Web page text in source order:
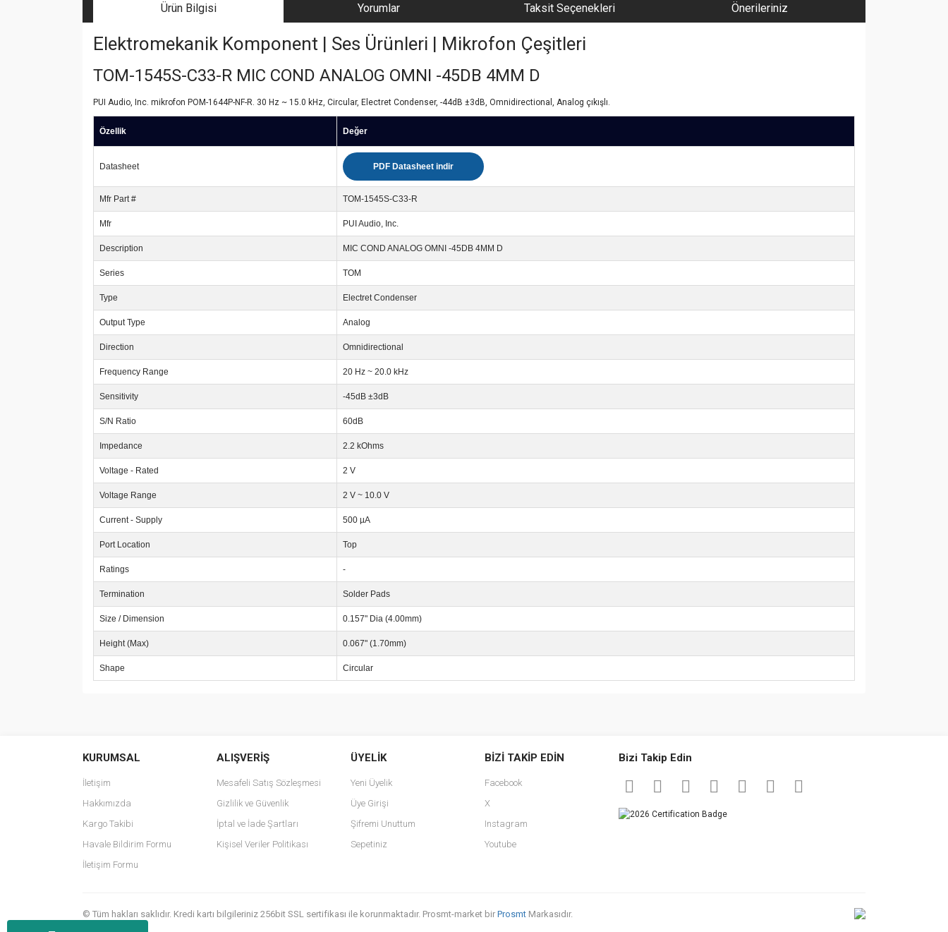
Ürün Bilgisi Yorumlar Taksit Seçenekleri Önerileriniz
Elektromekanik Komponent | Ses Ürünleri | Mikrofon Çeşitleri
TOM-1545S-C33-R MIC COND ANALOG OMNI -45DB 4MM D
PUI Audio, Inc. mikrofon POM-1644P-NF-R. 30 Hz ~ 15.0 kHz, Circular, Electret Condenser, -44dB ±3dB, Omnidirectional, Analog çıkışlı.
Özellik Değer
Datasheet PDF Datasheet indir
Mfr Part # TOM-1545S-C33-R
Mfr PUI Audio, Inc.
Description MIC COND ANALOG OMNI -45DB 4MM D
Series TOM
Type Electret Condenser
Output Type Analog
Direction Omnidirectional
Frequency Range 20 Hz ~ 20.0 kHz
Sensitivity -45dB ±3dB
S/N Ratio 60dB
Impedance 2.2 kOhms
Voltage - Rated 2 V
Voltage Range 2 V ~ 10.0 V
Current - Supply 500 µA
Port Location Top
Ratings -
Termination Solder Pads
Size / Dimension 0.157" Dia (4.00mm)
Height (Max) 0.067" (1.70mm)
Shape Circular
Ürün resmi kalitesiz, bozuk veya görüntülenemiyor.
Ürün açıklamasında eksik bilgiler bulunuyor.
Ürün bilgilerinde hatalar bulunuyor.
Ürün fiyatı diğer sitelerden daha pahalı.
KURUMSAL
İletişim
Hakkımızda
Kargo Takibi
Havale Bildirim Formu
İletişim Formu
ALIŞVERİŞ
Mesafeli Satış Sözleşmesi
Gizlilik ve Güvenlik
İptal ve İade Şartları
Kişisel Veriler Politikası
ÜYELİK
Yeni Üyelik
Üye Girişi
Şifremi Unuttum
Sepetiniz
BİZİ TAKİP EDİN
Facebook
X
Instagram
Youtube
Bizi Takip Edin
© Tüm hakları saklıdır. Kredi kartı bilgileriniz 256bit SSL sertifikası ile korunmaktadır. Prosmt-market bir Prosmt Markasıdır.